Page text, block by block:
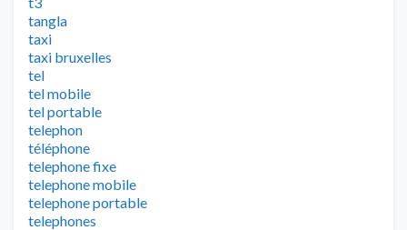
tangla
taxi
taxi bruxelles
tel
tel mobile
tel portable
telephon
téléphone
telephone fixe
telephone mobile
telephone portable
telephones